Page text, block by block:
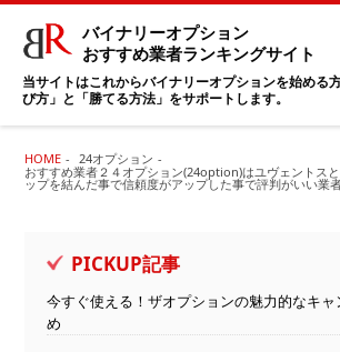
バイナリーオプション
おすすめ業者ランキングサイト
当サイトはこれからバイナリーオプションを始める
び方」と「勝てる方法」をサポートします。
HOME
24オプション
おすすめ業者２４オプション(24option)はユヴェントス
ップを結んだ事で信頼度がアップした事で評判がいい業
PICKUP記事
今すぐ使える！ザオプションの魅力的なキャ
め